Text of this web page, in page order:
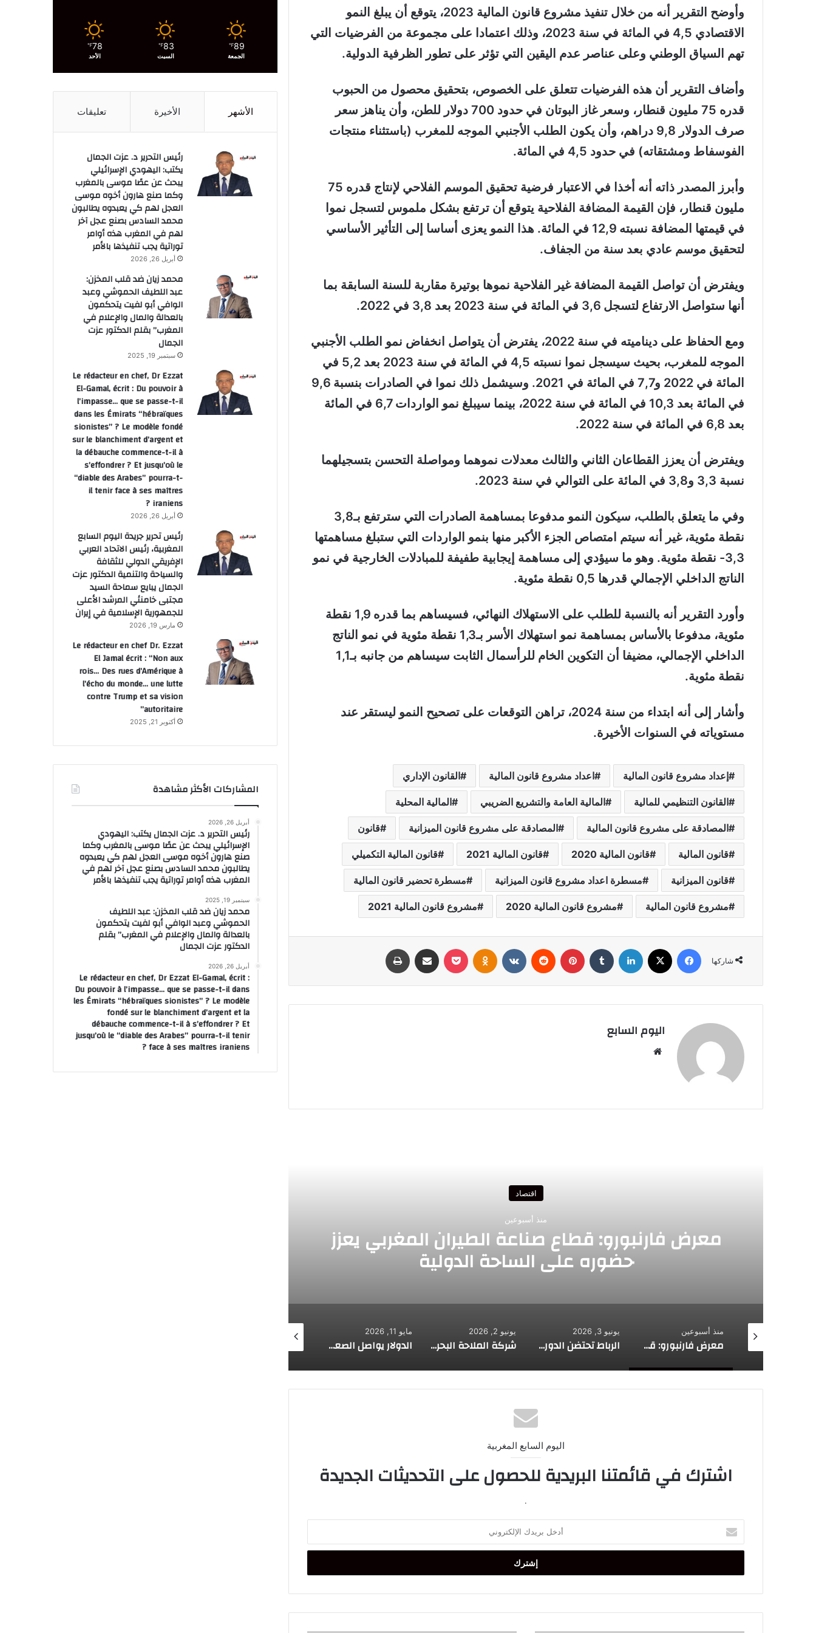
وأوضح التقرير أنه من خلال تنفيذ مشروع قانون المالية 2023، يتوقع أن يبلغ النمو
الاقتصادي 4,5 في المائة في سنة 2023، وذلك اعتمادا على مجموعة من الفرضيات التي
تهم السياق الوطني وعلى عناصر عدم اليقين التي تؤثر على تطور الظرفية الدولية.
وأضاف التقرير أن هذه الفرضيات تتعلق على الخصوص، بتحقيق محصول من الحبوب
قدره 75 مليون قنطار، وسعر غاز البوتان في حدود 700 دولار للطن، وأن يناهز سعر
صرف الدولار 9,8 دراهم، وأن يكون الطلب الأجنبي الموجه للمغرب (باستثناء منتجات
الفوسفاط ومشتقاته) في حدود 4,5 في المائة.
وأبرز المصدر ذاته أنه أخذا في الاعتبار فرضية تحقيق الموسم الفلاحي لإنتاج قدره 75
مليون قنطار، فإن القيمة المضافة الفلاحية يتوقع أن ترتفع بشكل ملموس لتسجل نموا
في قيمتها المضافة نسبته 12,9 في المائة. هذا النمو يعزى أساسا إلى التأثير الأساسي
لتحقيق موسم عادي بعد سنة من الجفاف.
ويفترض أن تواصل القيمة المضافة غير الفلاحية نموها بوتيرة مقاربة للسنة السابقة بما
أنها ستواصل الارتفاع لتسجل 3,6 في المائة في سنة 2023 بعد 3,8 في 2022.
ومع الحفاظ على ديناميته في سنة 2022، يفترض أن يتواصل انخفاض نمو الطلب الأجنبي
الموجه للمغرب، بحيث سيسجل نموا نسبته 4,5 في المائة في سنة 2023 بعد 5,2 في
المائة في 2022 و7,7 في المائة في 2021. وسيشمل ذلك نموا في الصادرات بنسبة 9,6
في المائة بعد 10,3 في المائة في سنة 2022، بينما سيبلغ نمو الواردات 6,7 في المائة
بعد 6,8 في المائة في سنة 2022.
ويفترض أن يعزز القطاعان الثاني والثالث معدلات نموهما ومواصلة التحسن بتسجيلهما
نسبة 3,3 و3,8 في المائة على التوالي في سنة 2023.
وفي ما يتعلق بالطلب، سيكون النمو مدفوعا بمساهمة الصادرات التي سترتفع بـ3,8
نقطة مئوية، غير أنه سيتم امتصاص الجزء الأكبر منها بنمو الواردات التي ستبلغ مساهمتها
3,3- نقطة مئوية. وهو ما سيؤدي إلى مساهمة إيجابية طفيفة للمبادلات الخارجية في نمو
الناتج الداخلي الإجمالي قدرها 0,5 نقطة مئوية.
وأورد التقرير أنه بالنسبة للطلب على الاستهلاك النهائي، فسيساهم بما قدره 1,9 نقطة
مئوية، مدفوعا بالأساس بمساهمة نمو استهلاك الأسر بـ1,3 نقطة مئوية في نمو الناتج
الداخلي الإجمالي، مضيفا أن التكوين الخام للرأسمال الثابت سيساهم من جانبه بـ1,1
نقطة مئوية.
وأشار إلى أنه ابتداء من سنة 2024، تراهن التوقعات على تصحيح النمو ليستقر عند
مستوياته في السنوات الأخيرة.
إعداد مشروع قانون المالية اعداد مشروع قانون المالية القانون الإداري
القانون التنظيمي للمالية المالية العامة والتشريع الضريبي المالية المحلية
المصادقة على مشروع قانون المالية المصادقة على مشروع قانون الميزانية قانون
قانون المالية قانون المالية 2020 قانون المالية 2021 قانون المالية التكميلي
قانون الميزانية مسطرة اعداد مشروع قانون الميزانية مسطرة تحضير قانون المالية
مشروع قانون المالية مشروع قانون المالية 2020 مشروع قانون المالية 2021
شاركها
فيسبوك لينكدإن بينتيريست Odnoklassniki
‫Pocket مشاركة عبر البريد
اليوم السابع
فارنبورو: قطاع صناعة الطيران المغربي يعزز
حضوره على الساحة الدولية
الرباط تحتضن الدورة الحادية عشرة للندوة
منذ أسبوعين
معرض فارنبورو: قطاع صناعة الطيران المغربي يعزز حضوره على الساحة الدولية الرباط تحتضن الدورة الحادية عشرة للندوة الإفريقية للضرائب شركة الملاحة البحرية “GNV” تعزز حضورها بالمغرب بتشغيل سفينتين جديدتين تعملان بالغاز الطبيعي المس الدولار يواصل الصعود مدعوما ببيانات قوية لسوق العمل الأمريكي
اليوم السابع المغربية
اشترك في قائمتنا البريدية للحصول على التحديثات الجديدة
.
بريدك
الإلكتروني
89
℉
الجمعة
83
℉
السبت
78
℉
الأحد
الأشهر الأخيرة تعليقات
رئيس التحرير د. عزت الجمال
يكتب: اليهودي الإسرائيلي
يبحث عن عصًا موسى بالمغرب
وكما صنع هارون أخوه موسى
العجل لهم كي يعبدوه يطالبون
محمد السادس بصنع عجل آخر
لهم في المغرب هذه أوامر
توراتية يجب تنفيذها بالأمر
أبريل 26, 2026
محمد زيان ضد قلب المخزن:
عبد اللطيف الحموشي وعبد
الوافي أبو لفيت يتحكمون
بالعدالة والمال والإعلام في
المغرب” بقلم الدكتور عزت
الجمال
سبتمبر 19, 2025
Le rédacteur en chef, Dr Ezzat
El-Gamal, écrit : Du pouvoir à
l’impasse… que se passe-t-il
dans les Émirats “hébraïques
sionistes” ? Le modèle fondé
sur le blanchiment d’argent et
la débauche commence-t-il à
s’effondrer ? Et jusqu’où le
“diable des Arabes” pourra-t-
il tenir face à ses maîtres
iraniens ?
أبريل 26, 2026
رئيس تحرير جريدة اليوم السابع
المغربية، رئيس الاتحاد العربي
الإفريقي الدولي للثقافة
والسياحة والتنمية الدكتور عزت
الجمال يبايع سماحة السيد
مجتبى خامنئي المرشد الأعلى
للجمهورية الإسلامية في إيران
مارس 19, 2026
Le rédacteur en chef Dr. Ezzat
El Jamal écrit : “Non aux
rois… Des rues d’Amérique à
l’écho du monde… une lutte
contre Trump et sa vision
autoritaire”
أكتوبر 21, 2025
المشاركات الأكثر مشاهدة
أبريل 26, 2026
رئيس التحرير د. عزت الجمال يكتب: اليهودي
الإسرائيلي يبحث عن عصًا موسى بالمغرب وكما
صنع هارون أخوه موسى العجل لهم كي يعبدوه
يطالبون محمد السادس بصنع عجل آخر لهم في
المغرب هذه أوامر توراتية يجب تنفيذها بالأمر
سبتمبر 19, 2025
محمد زيان ضد قلب المخزن: عبد اللطيف
الحموشي وعبد الوافي أبو لفيت يتحكمون
بالعدالة والمال والإعلام في المغرب” بقلم
الدكتور عزت الجمال
أبريل 26, 2026
Le rédacteur en chef, Dr Ezzat El-Gamal, écrit :
Du pouvoir à l’impasse… que se passe-t-il dans
les Émirats “hébraïques sionistes” ? Le modèle
fondé sur le blanchiment d’argent et la
débauche commence-t-il à s’effondrer ? Et
jusqu’où le “diable des Arabes” pourra-t-il tenir
face à ses maîtres iraniens ?